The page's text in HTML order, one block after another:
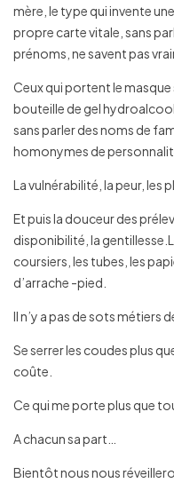
mère, le type qui invente
propre carte vitale, sans
prénoms, ne savent pas
Ceux qui portent le masque
bouteille de gel
sans parler des noms de
homonymes de
La vulnérabilité, la peur, les
Et puis la douceur des
disponibilité, la
coursiers, les tubes, les
d’arrache -pied.
Il n’y a pas de sots métiers
Se serrer les coudes plus
coûte.
Ce qui me porte plus que
A chacun sa part…
Bientôt nous nous